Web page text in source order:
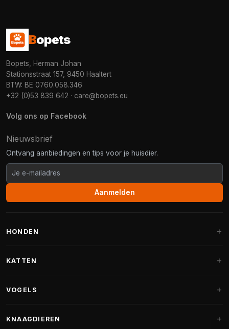
Bopets
Bopets, Herman Johan
Stationsstraat 157, 9450 Haaltert
BTW: BE 0760.058.346
+32 (0)53 839 642 · care@bopets.eu
Volg ons op Facebook
Nieuwsbrief
Ontvang aanbiedingen en tips voor je huisdier.
Aanmelden
HONDEN
Fantail hondenmanden
KATTEN
Krabpalen voor Maine Coon
VOGELS
KNAAGDIEREN